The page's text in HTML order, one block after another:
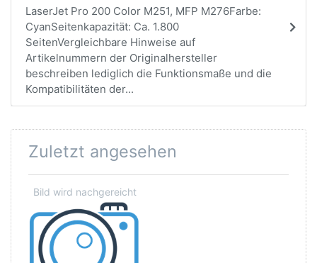
LaserJet Pro 200 Color M251, MFP M276Farbe:
CyanSeitenkapazität: Ca. 1.800
SeitenVergleichbare Hinweise auf
Artikelnummern der Originalhersteller
beschreiben lediglich die Funktionsmaße und die
Kompatibilitäten der...
Zuletzt angesehen